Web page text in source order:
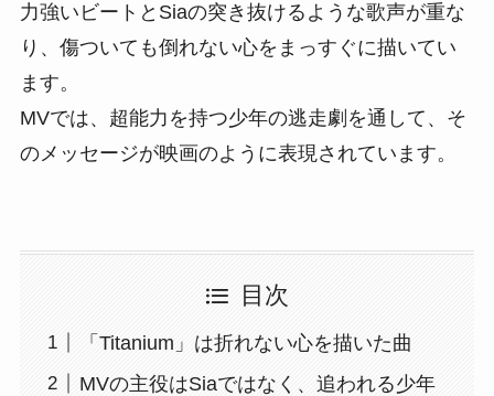
力強いビートとSiaの突き抜けるような歌声が重な
り、傷ついても倒れない心をまっすぐに描いてい
ます。
MVでは、超能力を持つ少年の逃走劇を通して、そ
のメッセージが映画のように表現されています。
目次
「Titanium」は折れない心を描いた曲
MVの主役はSiaではなく、追われる少年